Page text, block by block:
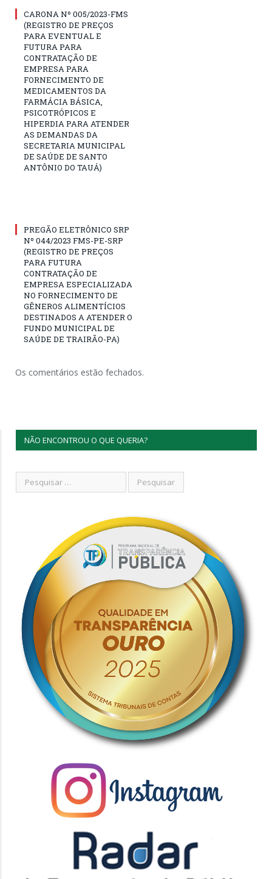
CARONA Nº 005/2023-FMS
(REGISTRO DE PREÇOS
PARA EVENTUAL E
FUTURA PARA
CONTRATAÇÃO DE
EMPRESA PARA
FORNECIMENTO DE
MEDICAMENTOS DA
FARMÁCIA BÁSICA,
PSICOTRÓPICOS E
HIPERDIA PARA ATENDER
AS DEMANDAS DA
SECRETARIA MUNICIPAL
DE SAÚDE DE SANTO
ANTÔNIO DO TAUÁ)
PREGÃO ELETRÔNICO SRP
Nº 044/2023 FMS-PE-SRP
(REGISTRO DE PREÇOS
PARA FUTURA
CONTRATAÇÃO DE
EMPRESA ESPECIALIZADA
NO FORNECIMENTO DE
GÊNEROS ALIMENTÍCIOS
DESTINADOS A ATENDER O
FUNDO MUNICIPAL DE
SAÚDE DE TRAIRÃO-PA)
Os comentários estão fechados.
NÃO ENCONTROU O QUE QUERIA?